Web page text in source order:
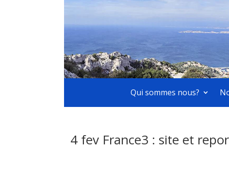
Qui sommes nous?
4 fev France3 : site et